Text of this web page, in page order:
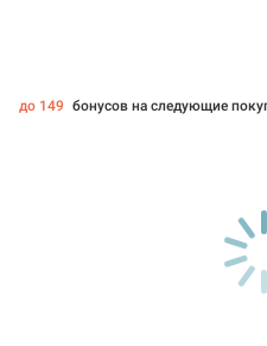
до 149 бонусов на следующие